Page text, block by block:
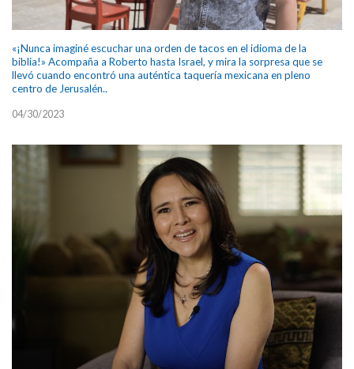
«¡Nunca imaginé escuchar una orden de tacos en el idioma de la
biblia!» Acompaña a Roberto hasta Israel, y mira la sorpresa que se
llevó cuando encontró una auténtica taquería mexicana en pleno
centro de Jerusalén..
04/30/2023